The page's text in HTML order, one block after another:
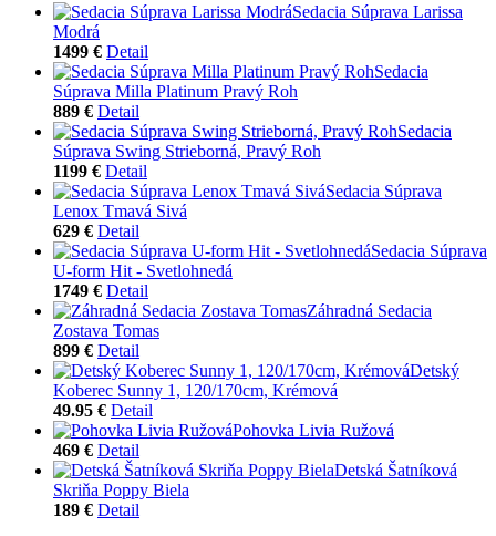
Sedacia Súprava Larissa
Modrá
1499 € Detail
Sedacia
Súprava Milla Platinum Pravý Roh
889 € Detail
Sedacia
Súprava Swing Strieborná, Pravý Roh
1199 € Detail
Sedacia Súprava
Lenox Tmavá Sivá
629 € Detail
Sedacia Súprava
U-form Hit - Svetlohnedá
1749 € Detail
Záhradná Sedacia
Zostava Tomas
899 € Detail
Detský
Koberec Sunny 1, 120/170cm, Krémová
49.95 € Detail
Pohovka Livia Ružová
469 € Detail
Detská Šatníková
Skriňa Poppy Biela
189 € Detail